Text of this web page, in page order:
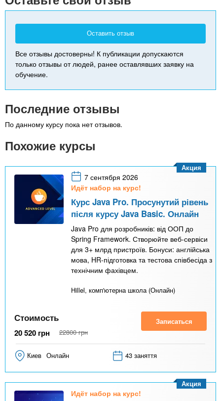
Оставить отзыв
Все отзывы достоверны! К публикации допускаются
только отзывы от людей, ранее оставлявших заявку на
обучение.
Последние отзывы
По данному курсу пока нет отзывов.
Похожие курсы
7 сентября 2026
Идёт набор на курс!
Курс Java Pro. Просунутий рівень
після курсу Java Basic. Онлайн
Java Pro для розробників: від ООП до
Spring Framework. Створюйте веб-сервіси
для 3+ млрд пристроїв. Бонуси: англійська
мова, HR-підготовка та тестова співбесіда з
технічним фахівцем.
Hillel, комп'ютерна школа (Онлайн)
Акция
Стоимость
20 520 грн 22800 грн
Записаться
Киев Онлайн 43 заняття
Идёт набор на курс!
Акция